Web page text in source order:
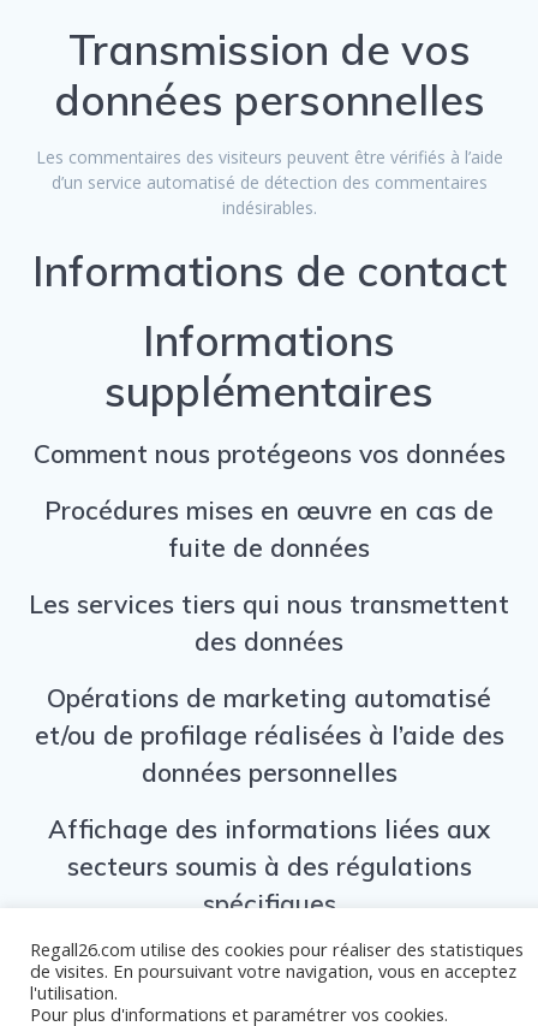
Transmission de vos
données personnelles
Les commentaires des visiteurs peuvent être vérifiés à l’aide
d’un service automatisé de détection des commentaires
indésirables.
Informations de contact
Informations
supplémentaires
Comment nous protégeons vos données
Procédures mises en œuvre en cas de
fuite de données
Les services tiers qui nous transmettent
des données
Opérations de marketing automatisé
et/ou de profilage réalisées à l’aide des
données personnelles
Affichage des informations liées aux
secteurs soumis à des régulations
spécifiques
Regall26.com utilise des cookies pour réaliser des statistiques
de visites. En poursuivant votre navigation, vous en acceptez
l'utilisation.
Pour plus d'informations et paramétrer vos cookies.